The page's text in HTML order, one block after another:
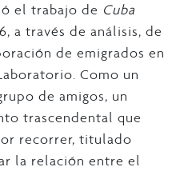
el trabajo de Cuba
a través de análisis, de
de emigrados en
Como un
de amigos, un
trascendental que
recorrer, titulado
la relación entre el